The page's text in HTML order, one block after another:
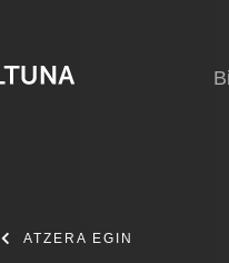
ATZERA EGIN